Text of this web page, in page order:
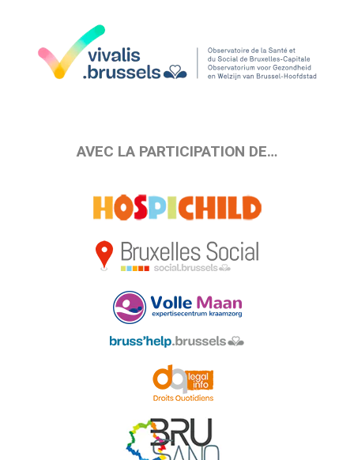
AVEC LA PARTICIPATION DE…